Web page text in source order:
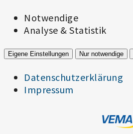
Notwendige
Analyse & Statistik
Eigene Einstellungen Nur notwendige
Datenschutzerklärung
Impressum